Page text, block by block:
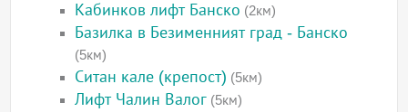
Кабинков лифт Банско (2км)
Базилка в Безименният град - Банско
(5км)
Ситан кале (крепост) (5км)
Лифт Чалин Валог (5км)